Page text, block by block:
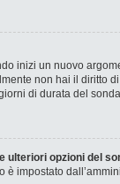
inizi un nuovo
non hai il diritto
di durata del
ulteriori opzioni del
è impostato